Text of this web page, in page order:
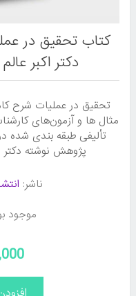
کتاب تحقیق در
دکتر اکبر
تحقیق در عملیات شرح
مثال ها و آزمون‌های
تألیفی طبقه ‌بندی شده
پژوهش نوشته دکتر
ناشر:
موجود